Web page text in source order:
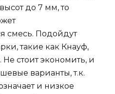
до 7 мм, то
смесь. Подойдут
такие как Кнауф,
Не стоит экономить, и
варианты, т.к.
и низкое